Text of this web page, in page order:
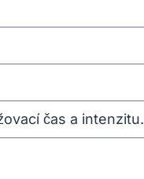
čas a intenzitu.